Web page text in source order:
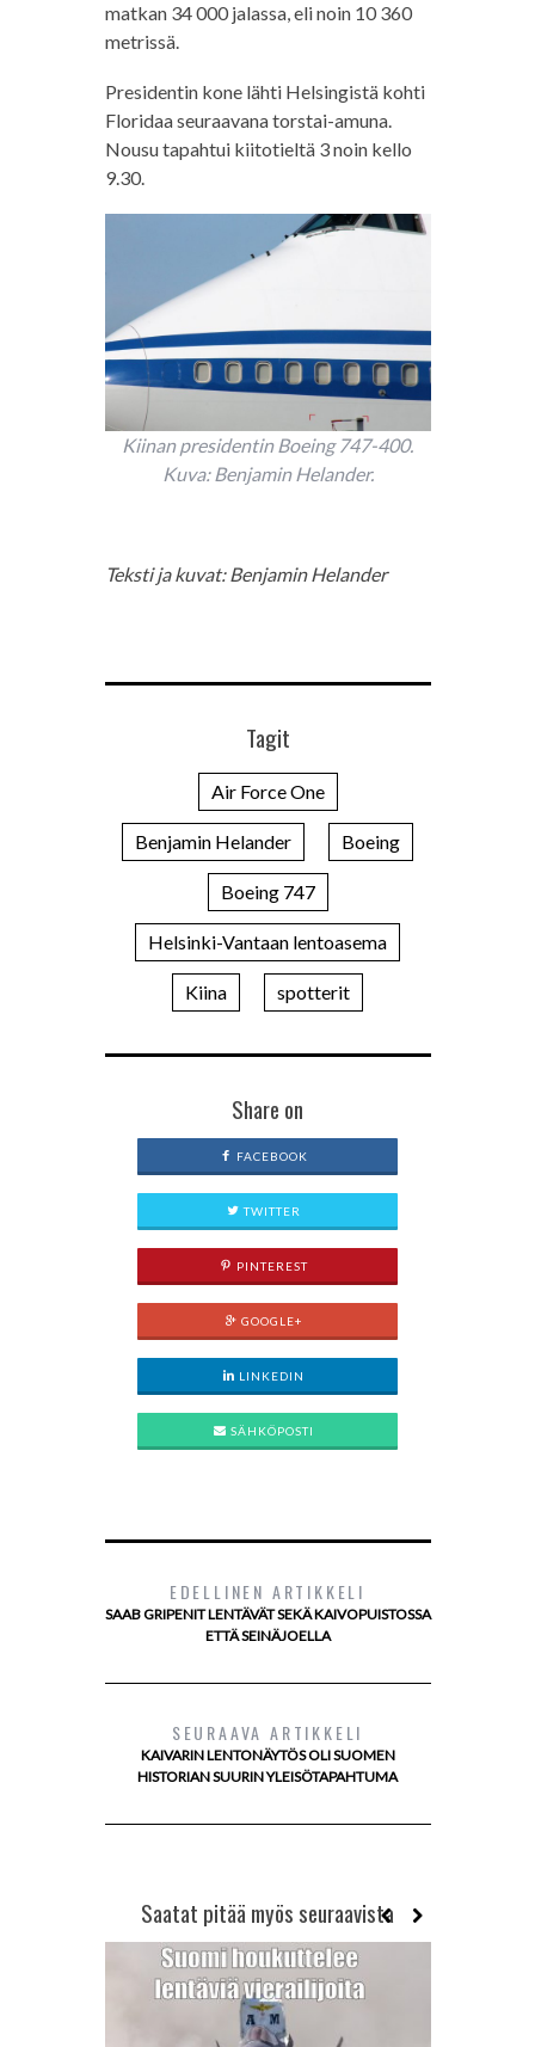
matkan 34 000 jalassa, eli noin 10 360
metrissä.
Presidentin kone lähti Helsingistä kohti
Floridaa seuraavana torstai-amuna.
Nousu tapahtui kiitotieltä 3 noin kello
9.30.
Kiinan presidentin Boeing 747-400.
Kuva: Benjamin Helander.
Teksti ja kuvat: Benjamin Helander
Tagit
Air Force One
Benjamin Helander Boeing
Boeing 747
Helsinki-Vantaan lentoasema
Kiina spotterit
Share on
FACEBOOK
TWITTER
PINTEREST
GOOGLE+
LINKEDIN
SÄHKÖPOSTI
EDELLINEN ARTIKKELI
SAAB GRIPENIT LENTÄVÄT SEKÄ KAIVOPUISTOSSA
ETTÄ SEINÄJOELLA
SEURAAVA ARTIKKELI
KAIVARIN LENTONÄYTÖS OLI SUOMEN
HISTORIAN SUURIN YLEISÖTAPAHTUMA
Saatat pitää myös seuraavista